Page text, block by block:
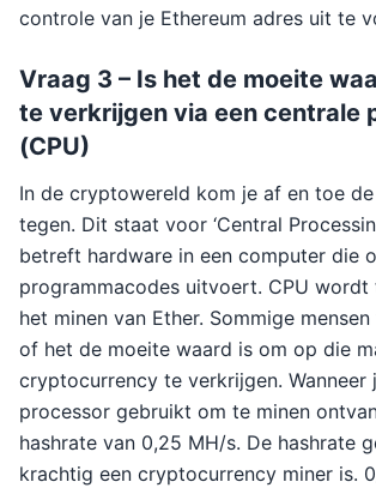
controle van je Ethereum adres uit te
Vraag 3 – Is het de moeite
te verkrijgen via een centrale
(CPU)
In de cryptowereld kom je af en toe de
tegen. Dit staat voor ‘Central
betreft hardware in een computer die
programmacodes uitvoert. CPU wordt
het minen van Ether. Sommige
of het de moeite waard is om op die
cryptocurrency te verkrijgen. Wanneer
processor gebruikt om te minen
hashrate van 0,25 MH/s. De hashrate
krachtig een cryptocurrency miner is.